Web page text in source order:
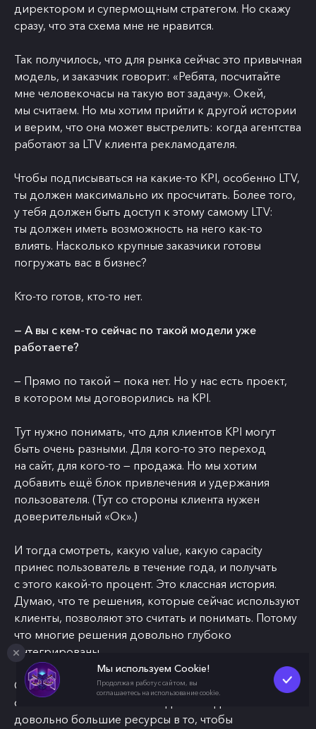
директором и супермощным стратегом. Но скажу
сразу, что эта схема мне не нравится.
Так получилось, что для рынка сейчас это привычная
модель, и заказчик говорит: «Ребята, посчитайте
мне человекочасы на такую вот задачу». Окей,
мы считаем. Но мы хотим прийти к другой истории
и верим, что она может выстрелить: когда агентства
работают за LTV клиента рекламодателя.
Чтобы подписываться на какие-то KPI, особенно LTV,
ты должен максимально их просчитать. Более того,
у тебя должен быть доступ к этому самому LTV:
ты должен иметь возможность на него как-то
влиять. Насколько крупные заказчики готовы
погружать вас в бизнес?
Кто-то готов, кто-то нет.
— А вы с кем-то сейчас по такой модели уже
работаете?
— Прямо по такой — пока нет. Но у нас есть проект,
в котором мы договорились на KPI.
Тут нужно понимать, что для клиентов KPI могут
быть очень разными. Для кого-то это переход
на сайт, для кого-то — продажа. Но мы хотим
добавить ещё блок привлечения и удержания
пользователя. (Тут со стороны клиента нужен
доверительный «Ок».)
И тогда смотреть, какую value, какую capacity
принес пользователь в течение года, и получать
с этого какой-то процент. Это классная история.
Думаю, что те решения, которые сейчас используют
клиенты, позволяют это считать и понимать. Потому
что многие решения довольно глубоко
интегрированы.
С другой стороны, агентство тоже должно уметь
считать: насколько им выгодно вкладывать
довольно большие ресурсы в то, чтобы
Мы используем Cookie!
Продолжая работу с сайтом, вы
соглашаетесь на использование cookie.